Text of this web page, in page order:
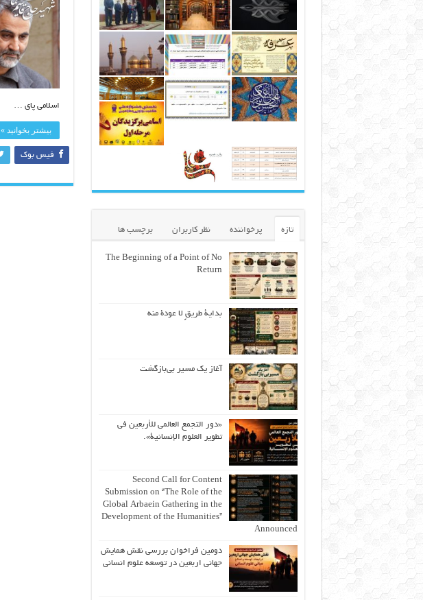
اسلامی پای …
بیشتر بخوانید »
فیس بوک
تازه پرخواننده نظر کاربران برچسب ها
The Beginning of a Point of No
Return
بداية طريقٍ لا عودة منه
آغاز یک مسیر بی‌بازگشت
«دور التجمع العالمي للأربعين في
تطوير العلوم الإنسانية».
Second Call for Content
Submission on “The Role of the
Global Arbaein Gathering in the
Development of the Humanities”
Announced
دومین فراخوان بررسی نقش همایش
جهانی اربعین در توسعه علوم انسانی